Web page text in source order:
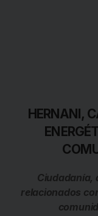
HERNANI,
Ciudadanía,
relacionados